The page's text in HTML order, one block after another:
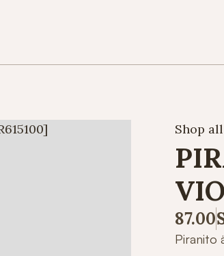
Shop all
87.00
Piranito